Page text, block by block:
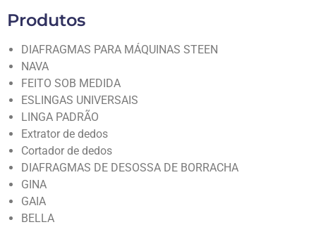
Produtos
DIAFRAGMAS PARA MÁQUINAS STEEN
NAVA
FEITO SOB MEDIDA
ESLINGAS UNIVERSAIS
LINGA PADRÃO
Extrator de dedos
Cortador de dedos
DIAFRAGMAS DE DESOSSA DE BORRACHA
GINA
GAIA
BELLA